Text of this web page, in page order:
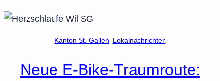
Kanton St. Gallen Lokalnachrichten
Neue E-Bike-Traumroute: